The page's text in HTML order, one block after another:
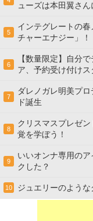
ューズは本田翼さん
5
インテグレートの
チャーエナジー」！
6
【数量限定】自分
ア、予約受け付けス
7
ダレノガレ明美プ
ド誕生
8
クリスマスプレゼ
覚を学ぼう！
9
いいオンナ専用の
クした？
10 ジュエリーのよう